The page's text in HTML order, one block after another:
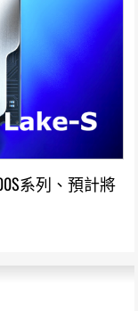
系列、預計將